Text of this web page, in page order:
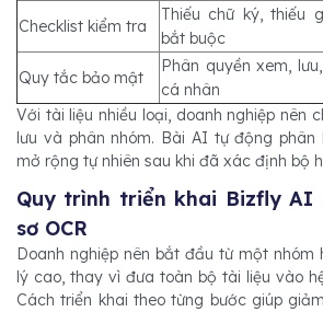
Checklist kiểm tra
Thiếu chữ ký, thiếu
bắt buộc
Quy tắc bảo mật
Phân quyền xem,
cá nhân
Với tài liệu nhiều loại, doanh nghiệp nên
lưu và phân nhóm. Bài AI tự động phân
mở rộng tự nhiên sau khi đã xác định bộ
Quy trình triển khai Bizfly AI
sơ OCR
Doanh nghiệp nên bắt đầu từ một
lý cao, thay vì đưa toàn bộ tài liệu vào
Cách triển khai theo từng bước giúp